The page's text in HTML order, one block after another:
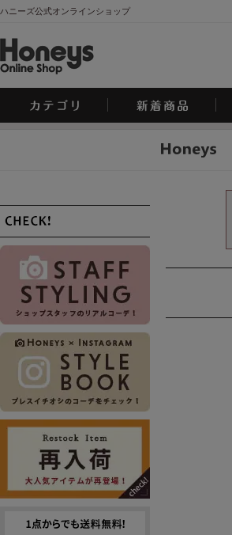
ハニーズ公式オンラインショップ